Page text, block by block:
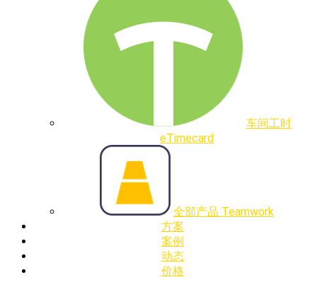
车间工时
eTimecard
全部产品 Teamwork
方案
案例
动态
价格